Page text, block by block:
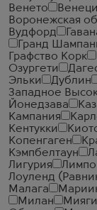
Венето
Воронежская
Вудфорд
Гранд
Графство Корк
Озургети
Эльки
Дублин
Западное
Йонедзава
Кампания
Кентукки
Копенгаген
Кэмпбелтаун
Лигурия
Лоуленд
Малага
Милан
Мияги